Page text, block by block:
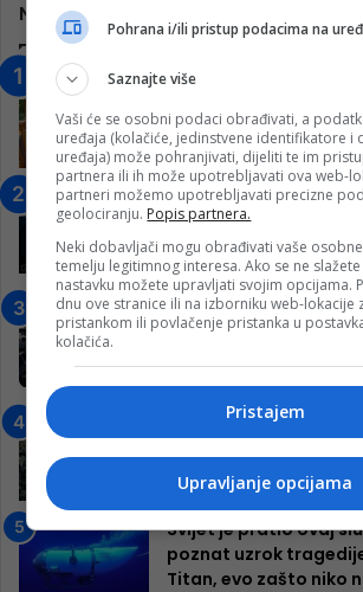
Najčitanije
“Obrazovanje gradi
– Konjic je u
25 ​​stipendista
15. Februara 2023.
Nogometaši Igmana
Konjičanke cvijećem i
ulazom na utakmicu
7. Marta 2025.
Jablanica: “Budi mi
Pokrenuta kampanja
9. Jula 2024.
Neretva zavijena u crno
Svijet je pratio ovaj
poznat uzrok
Titan, evo zašto niko
Pohrana i/ili pristup podacima na
Saznajte više
Vaši će se osobni podaci obrađivati, a
uređaja (kolačiće, jedinstvene identifikatore i
uređaja) može pohranjivati, dijeliti te im
partnera ili ih može upotrebljavati ova web-
partneri možemo upotrebljavati precizne
geolociranju. Popis partnera.
Neki dobavljači mogu obrađivati vaše
temelju legitimnog interesa. Ako se ne slažete
nastavku možete upravljati svojim opcijama.
dnu ove stranice ili na izborniku web-lokacije
pristankom ili povlačenje pristanka u
kolačića.
Pristajem
Upravljanje opcijama